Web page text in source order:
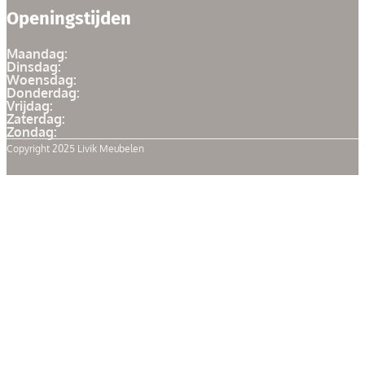
Openingstijden
Maandag:
Dinsdag:
Woensdag:
Donderdag:
Vrijdag:
Zaterdag:
Zondag:
Copyright 2025 Livik Meubelen